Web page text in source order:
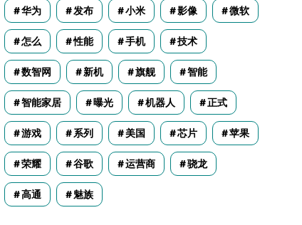
华为 发布 小米 影像 微软
怎么 性能 手机 技术
数智网 新机 旗舰 智能
智能家居 曝光 机器人 正式
游戏 系列 美国 芯片 苹果
荣耀 谷歌 运营商 骁龙
高通 魅族